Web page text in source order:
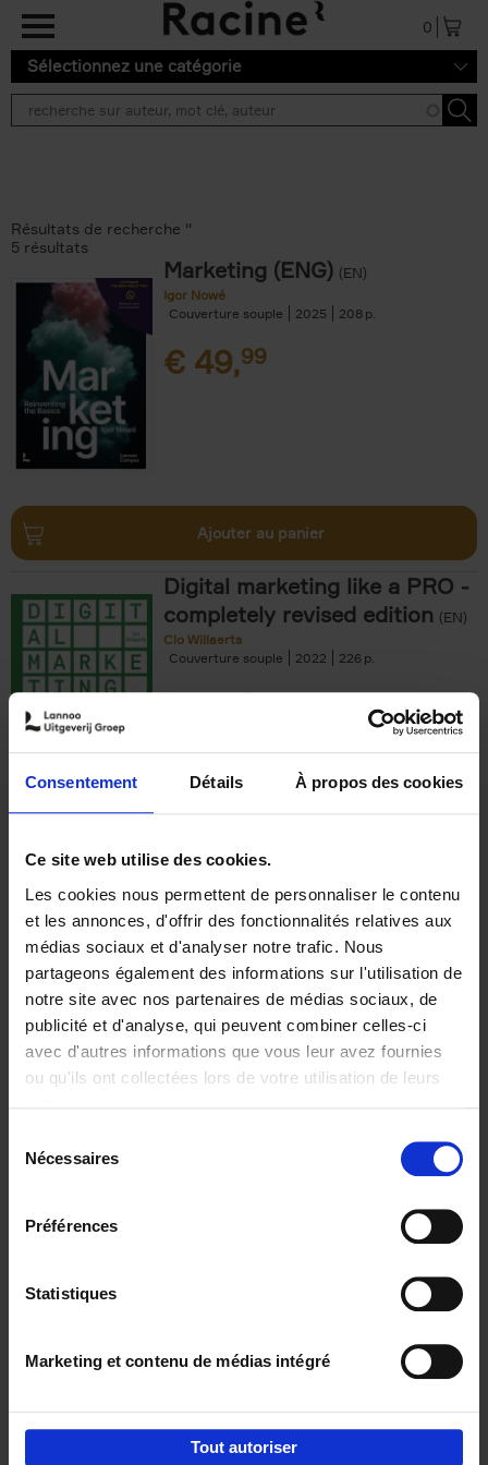
Consentement Détails À propos des cookies
Ce site web utilise des cookies.
Les cookies nous permettent de personnaliser le contenu
et les annonces, d'offrir des fonctionnalités relatives aux
médias sociaux et d'analyser notre trafic. Nous
partageons également des informations sur l'utilisation de
notre site avec nos partenaires de médias sociaux, de
publicité et d'analyse, qui peuvent combiner celles-ci
avec d'autres informations que vous leur avez fournies
ou qu'ils ont collectées lors de votre utilisation de leurs
Nécessaires
Préférences
Statistiques
Marketing et contenu de médias intégré
Tout autoriser
Aller au contenu principal
0
Sélectionnez une catégorie
Résultats de recherche ''
5 résultats
Marketing (ENG) (EN)
Igor Nowé
Couverture souple
2025 208
€ 49,99
Ajouter au panier
Digital marketing like a PRO -
completely revised edition (EN)
Clo Willaerts
Couverture souple
2022 226
€35,50
The Offer You Can't
Refuse
Steven Van Belleghem
Couverture souple
2020 256
€37,50
Building Bonds = Building